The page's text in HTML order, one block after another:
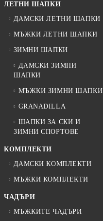
ЛЕТНИ ШАПКИ
ДАМСКИ ЛЕТНИ ШАПКИ
МЪЖКИ ЛЕТНИ ШАПКИ
ЗИМНИ ШАПКИ
ДАМСКИ ЗИМНИ
ШАПКИ
МЪЖКИ ЗИМНИ ШАПКИ
GRANADILLA
ШАПКИ ЗА СКИ И
ЗИМНИ СПОРТОВЕ
КОМПЛЕКТИ
ДАМСКИ КОМПЛЕКТИ
МЪЖКИ КОМПЛЕКТИ
ЧАДЪРИ
МЪЖКИТЕ ЧАДЪРИ